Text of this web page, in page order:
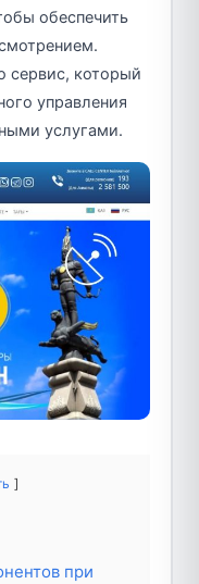
обеспечить
сервис, который
управления
услугами.
при